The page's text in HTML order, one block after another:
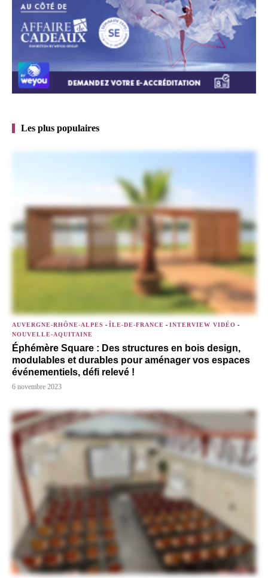
Les plus populaires
AUVERGNE-RHÔNE-ALPES - ÎLE-DE-FRANCE - INTERVIEW VIDÉO -
NOUVELLE-AQUITAINE
Éphémère Square : Des structures en bois design,
modulables et durables pour aménager vos espaces
événementiels, défi relevé !
6 novembre 2023